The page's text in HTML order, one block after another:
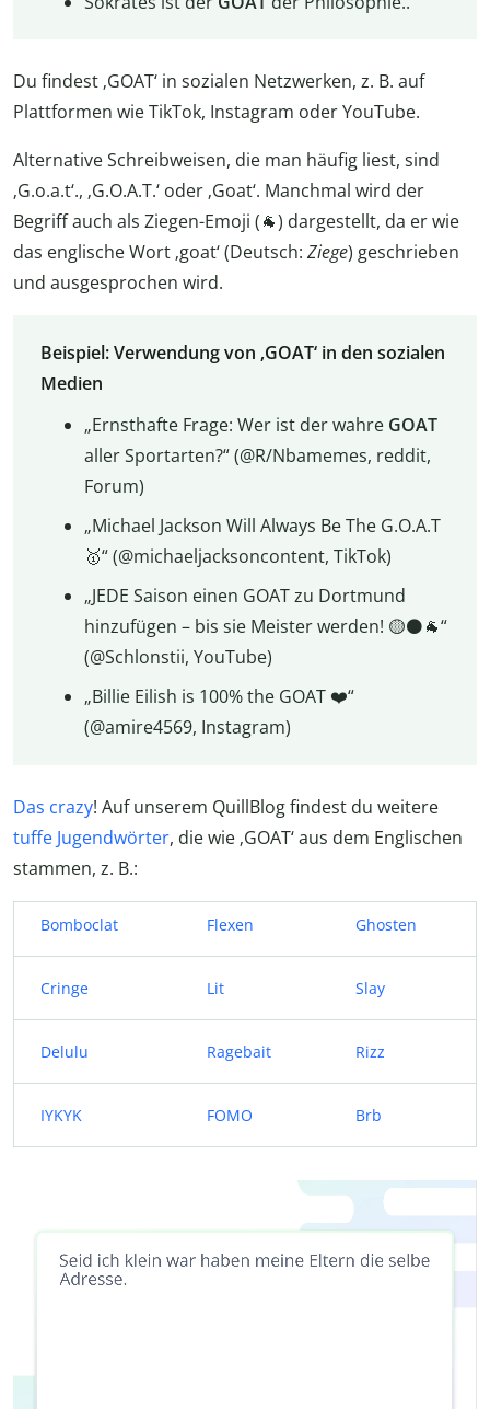
Du findest ‚GOAT‘ in sozialen Netzwerken, z. B. auf
Plattformen wie TikTok, Instagram oder YouTube.
Alternative Schreibweisen, die man häufig liest, sind
‚G.o.a.t‘., ‚G.O.A.T.‘ oder ‚Goat‘. Manchmal wird der
Begriff auch als Ziegen-Emoji (🐐) dargestellt, da er wie
das englische Wort ‚goat‘ (Deutsch: Ziege) geschrieben
und ausgesprochen wird.
Beispiel: Verwendung von ‚GOAT‘ in den sozialen
Medien
„Ernsthafte Frage: Wer ist der wahre GOAT
aller Sportarten?“ (@R/Nbamemes, reddit,
Forum)
„Michael Jackson Will Always Be The G.O.A.T
🥇“ (@michaeljacksoncontent, TikTok)
„JEDE Saison einen GOAT zu Dortmund
hinzufügen – bis sie Meister werden! 🟡⚫🐐“
(@Schlonstii, YouTube)
„Billie Eilish is 100% the GOAT️ ❤️“
(@amire4569, Instagram)
Das crazy! Auf unserem QuillBlog findest du weitere
tuffe Jugendwörter, die wie ‚GOAT‘ aus dem Englischen
stammen, z. B.:
Bomboclat Flexen Ghosten
Cringe Lit Slay
Delulu Ragebait Rizz
IYKYK FOMO Brb